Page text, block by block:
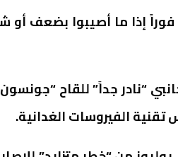
إذا ما أصيبوا بضعف
“نادر جداً” للقاح